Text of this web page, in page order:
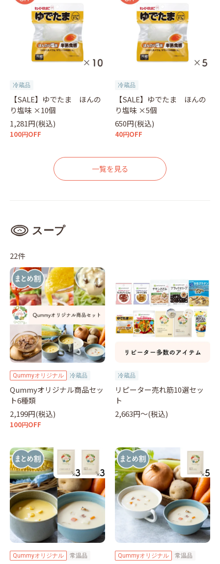
冷蔵品
【SALE】ゆでたま ほんの
り塩味 ×10個
1,281円(税込)
100円OFF
冷蔵品
【SALE】ゆでたま ほんの
り塩味 ×5個
650円(税込)
40円OFF
一覧を見る
スープ
22件
Qummyオリジナル 冷蔵品
Qummyオリジナル商品セッ
ト6種類
2,199円(税込)
100円OFF
冷蔵品
リピーター売れ筋10選セッ
ト
2,663円〜(税込)
Qummyオリジナル 常温品 Qummyオリジナル 常温品